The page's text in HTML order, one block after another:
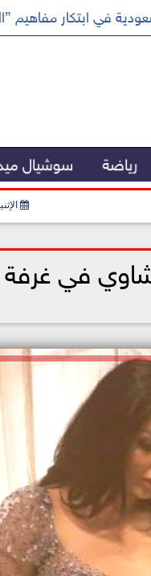
في ابتكار مفاهيم
رياضة سوشيال
الإثنين، 7
في غرفة